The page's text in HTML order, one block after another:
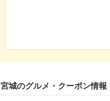
宮城のグルメ・クーポン情報